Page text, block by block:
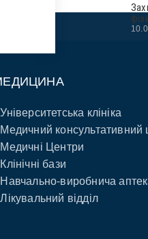
Університетська клініка
Медичний консультативний
Медичні Центри
Клінічні бази
Навчально-виробнича
Лікувальний відділ